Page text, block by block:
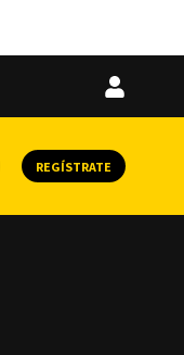
Iniciar
REGÍSTRATE